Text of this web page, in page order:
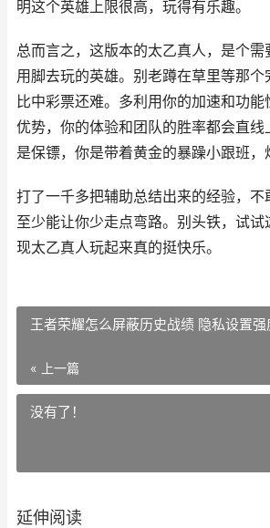
明这个英雄上限很高，玩得有乐趣。
总而言之，这版本的太乙真人，是个需
用脚去玩的英雄。别老蹲在草里等那个
比中彩票还难。多利用你的加速和功
优势，你的体验和团队的胜率都会直线
是保镖，你是带着黄金的暴躁小跟班，
打了一千多把辅助总结出来的经验，不
至少能让你少走点弯路。别头铁，试试
现太乙真人玩起来真的挺快乐。
王者荣耀怎么屏蔽历史战绩 隐私设置
« 上一篇
没有了！
延伸阅读